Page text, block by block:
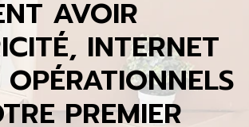
AVOIR
INTERNET
PREMIER